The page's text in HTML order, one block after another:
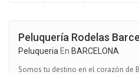
Peluquería Rodelas
Peluqueria En BARCELONA
Somos tu destino en el corazón de